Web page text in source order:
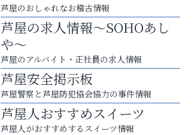
芦屋のおしゃれなお稽古情報
芦屋の求人情報～SOHOあし
や～
芦屋のアルバイト・正社員の求人情報
芦屋安全掲示板
芦屋警察と芦屋防犯協会協力の事件情報
芦屋人おすすめスイーツ
芦屋人がおすすめするスイーツ情報